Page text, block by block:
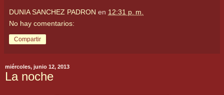
DUNIA SANCHEZ PADRON en 12:31 p. m.
No hay comentarios:
Compartir
miércoles, junio 12, 2013
La noche